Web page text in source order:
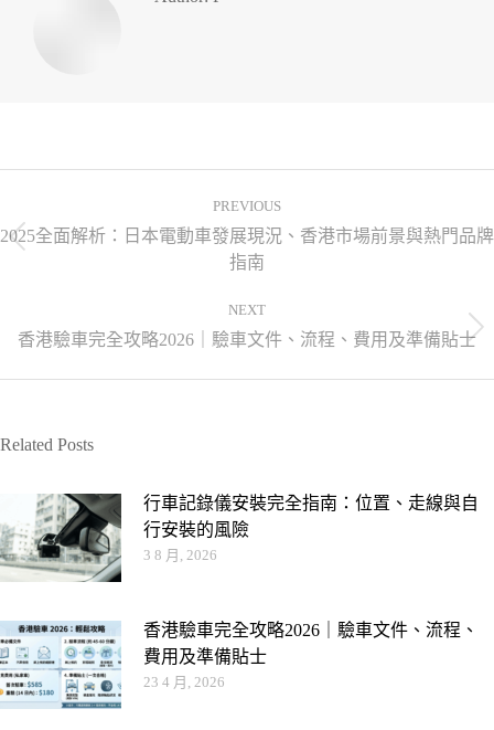
PREVIOUS
2025全面解析：日本電動車發展現況、香港市場前景與熱門品牌
指南
NEXT
香港驗車完全攻略2026｜驗車文件、流程、費用及準備貼士
Related Posts
行車記錄儀安裝完全指南：位置、走線與自
行安裝的風險
3 8 月, 2026
香港驗車完全攻略2026｜驗車文件、流程、
費用及準備貼士
23 4 月, 2026